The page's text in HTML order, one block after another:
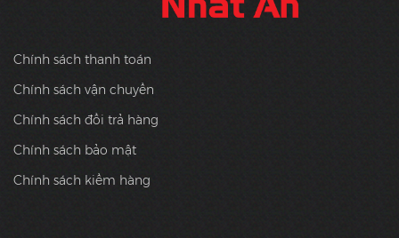
Chính sách thanh toán
Chính sách vận chuyển
Chính sách đổi trả hàng
Chính sách bảo mật
Chính sách kiểm hàng